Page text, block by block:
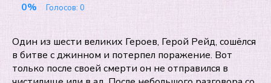
0% Голосов: 0
Один из шести великих Героев, Герой Рейд, сошёлся
в битве с джинном и потерпел поражение. Вот
только после своей смерти он не отправился в